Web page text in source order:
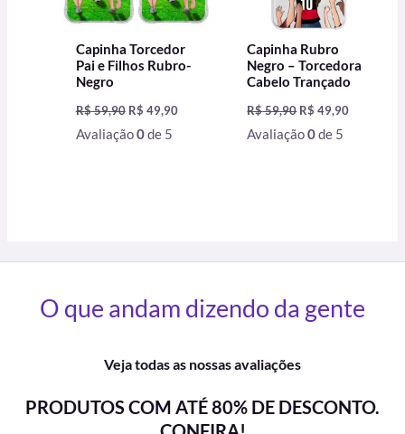
Capinha Torcedor
Pai e Filhos Rubro-
Negro
R$59,90 R$ 49,90
Avaliação0de 5
Capinha Rubro
Negro – Torcedora
Cabelo Trançado
R$59,90 R$ 49,90
Avaliação0de 5
O que andam dizendo da gente
Veja todas as nossas avaliações
PRODUTOS COM ATÉ 80% DE DESCONTO.